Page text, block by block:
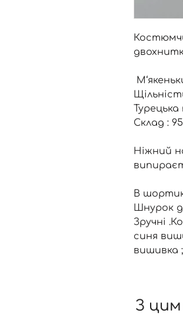
Склад :
Ніжний
В
Шнурок
Зручні
синя
вишивка ;
З